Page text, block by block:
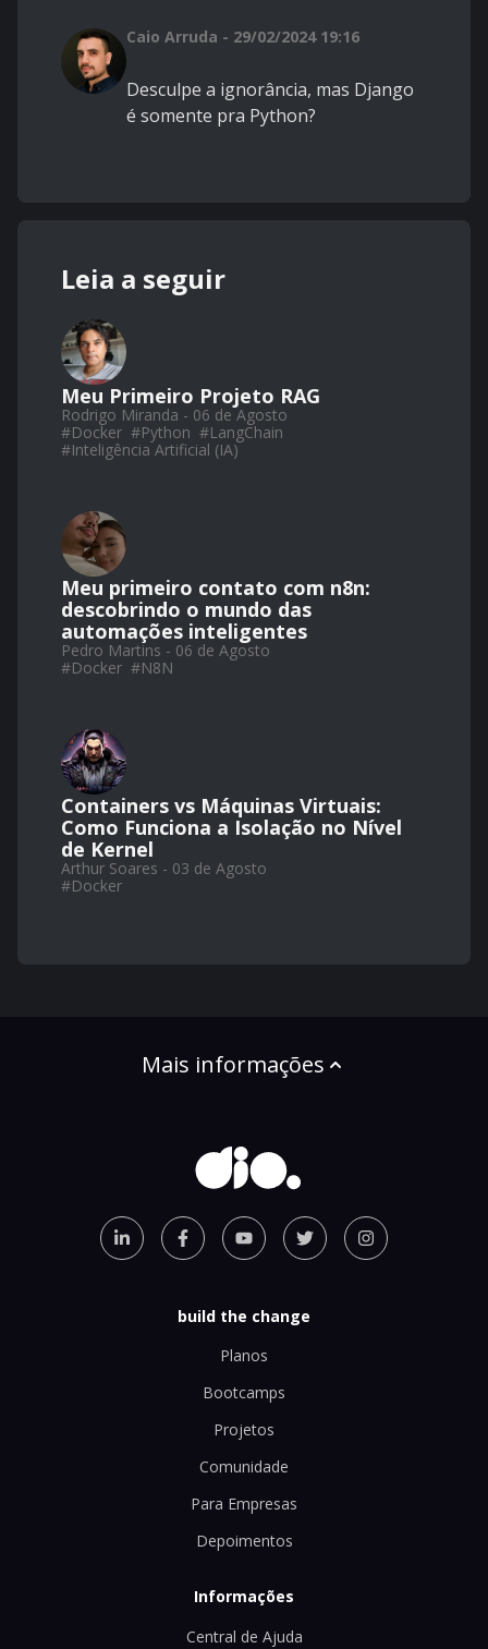
Caio Arruda - 29/02/2024 19:16
Desculpe a ignorância, mas Django
é somente pra Python?
Leia a seguir
Meu Primeiro Projeto RAG
Rodrigo Miranda - 06 de Agosto
#Docker #Python #LangChain
#Inteligência Artificial (IA)
Meu primeiro contato com n8n:
descobrindo o mundo das
automações inteligentes
Pedro Martins - 06 de Agosto
#Docker #N8N
Containers vs Máquinas Virtuais:
Como Funciona a Isolação no Nível
de Kernel
Arthur Soares - 03 de Agosto
#Docker
Mais informações
build the change
Planos
Bootcamps
Projetos
Comunidade
Para Empresas
Depoimentos
Informações
Central de Ajuda